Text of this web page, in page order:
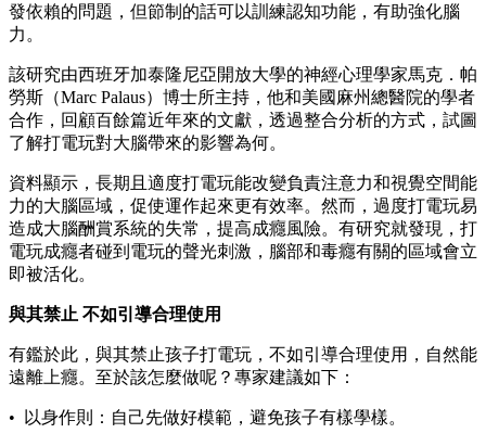
發依賴的問題，但節制的話可以訓練認知功能，有助強化腦
力。
該研究由西班牙加泰隆尼亞開放大學的神經心理學家馬克．帕
勞斯（Marc Palaus）博士所主持，他和美國麻州總醫院的學者
合作，回顧百餘篇近年來的文獻，透過整合分析的方式，試圖
了解打電玩對大腦帶來的影響為何。
資料顯示，長期且適度打電玩能改變負責注意力和視覺空間能
力的大腦區域，促使運作起來更有效率。然而，過度打電玩易
造成大腦酬賞系統的失常，提高成癮風險。有研究就發現，打
電玩成癮者碰到電玩的聲光刺激，腦部和毒癮有關的區域會立
即被活化。
與其禁止 不如引導合理使用
有鑑於此，與其禁止孩子打電玩，不如引導合理使用，自然能
遠離上癮。至於該怎麼做呢？專家建議如下：
• 以身作則：自己先做好模範，避免孩子有樣學樣。